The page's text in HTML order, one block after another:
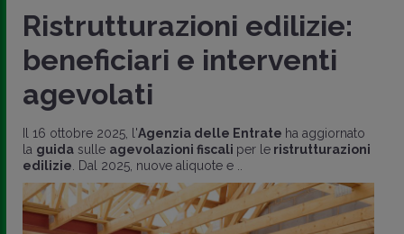
Ristrutturazioni edilizie:
beneficiari e interventi
agevolati
Il 16 ottobre 2025, l'Agenzia delle Entrate ha aggiornato
la guida sulle agevolazioni fiscali per le ristrutturazioni
edilizie . Dal 2025, nuove aliquote e ..